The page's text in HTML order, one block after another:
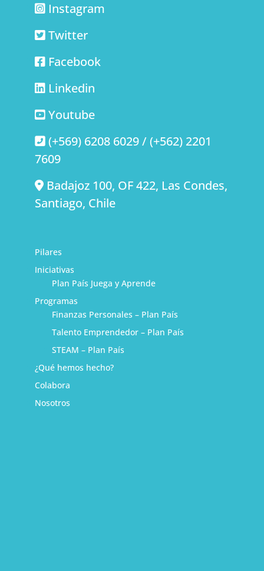
Instagram
Twitter
Facebook
Linkedin
Youtube
(+569) 6208 6029 / (+562) 2201
7609
Badajoz 100, OF 422, Las Condes,
Santiago, Chile
Pilares
Iniciativas
Plan País Juega y Aprende
Programas
Finanzas Personales – Plan País
Talento Emprendedor – Plan País
STEAM – Plan País
¿Qué hemos hecho?
Colabora
Nosotros